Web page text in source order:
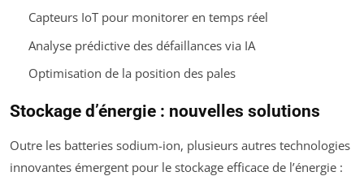
Capteurs IoT pour monitorer en temps réel
Analyse prédictive des défaillances via IA
Optimisation de la position des pales
Stockage d’énergie : nouvelles solutions
Outre les batteries sodium-ion, plusieurs autres technologies
innovantes émergent pour le stockage efficace de l’énergie :